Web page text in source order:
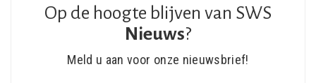
Op de hoogte blijven van SWS
Nieuws?
Meld u aan voor onze nieuwsbrief!